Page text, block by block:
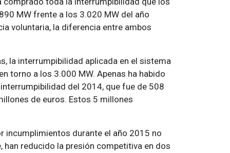
MW frente a los 3.020 MW del año
voluntaria, la diferencia entre ambos
la interrumpibilidad aplicada en el sistema
torno a los 3.000 MW. Apenas ha habido
del 2014, que fue de 508
de euros. Estos 5 millones
incumplimientos durante el año 2015 no
reducido la presión competitiva en dos